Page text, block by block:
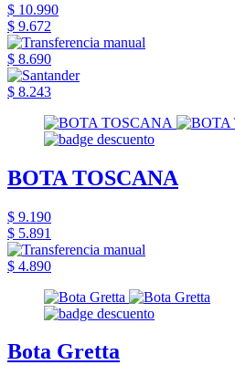
$ 10.990
$ 9.672
$ 8.690
$ 8.243
BOTA TOSCANA
$ 9.190
$ 5.891
$ 4.890
Bota Gretta